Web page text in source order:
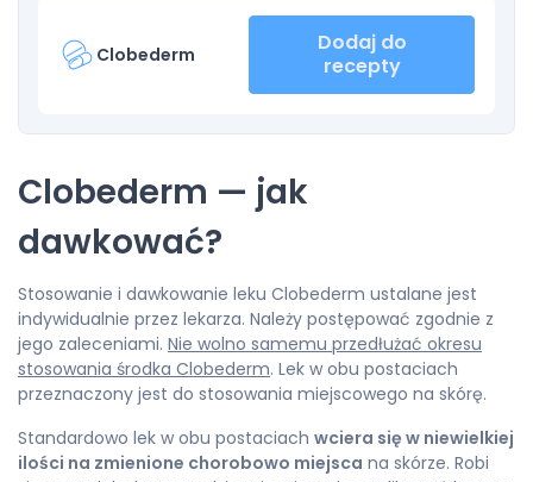
Clobederm
Dodaj do
recepty
Clobederm — jak
dawkować?
Stosowanie i dawkowanie leku Clobederm ustalane jest
indywidualnie przez lekarza. Należy postępować zgodnie z
jego zaleceniami. Nie wolno samemu przedłużać okresu
stosowania środka Clobederm. Lek w obu postaciach
przeznaczony jest do stosowania miejscowego na skórę.
Standardowo lek w obu postaciach wciera się w niewielkiej
ilości na zmienione chorobowo miejsca na skórze. Robi